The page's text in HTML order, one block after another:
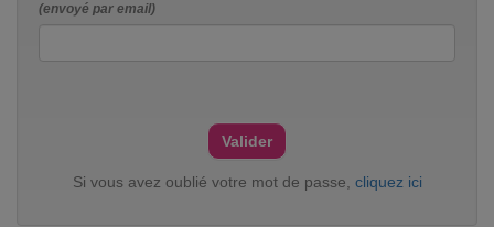
(envoyé par email)
Si vous avez oublié votre mot de passe, cliquez ici